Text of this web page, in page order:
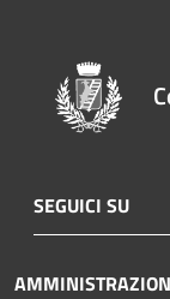
SEGUICI SU